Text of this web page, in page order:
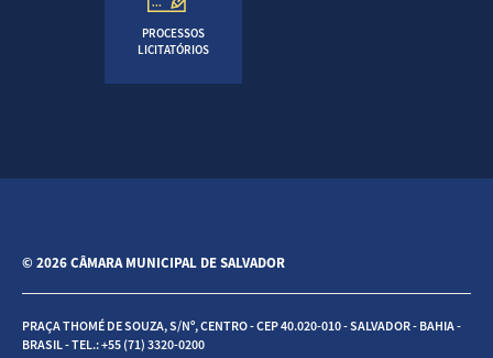
PROCESSOS
LICITATÓRIOS
© 2026 CÂMARA MUNICIPAL DE SALVADOR
PRAÇA THOMÉ DE SOUZA, S/Nº, CENTRO - CEP 40.020-010 - SALVADOR - BAHIA -
BRASIL - TEL.: +55 (71) 3320-0200